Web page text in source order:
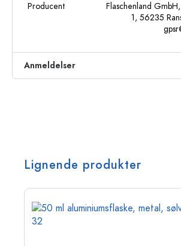
Producent
Flaschenland
1, 56235
Anmeldelser
Lignende produkter